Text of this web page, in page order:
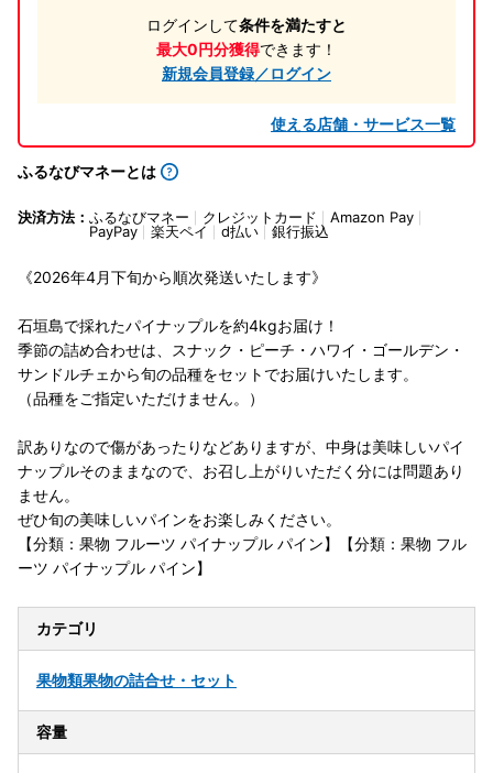
ログインして条件を満たすと
最大0円分獲得できます！
新規会員登録／ログイン
使える店舗・サービス一覧
ふるなびマネーとは
決済方法： ふるなびマネー クレジットカード
Amazon Pay
PayPay
楽天ペイ d払い 銀行振込
《2026年4月下旬から順次発送いたします》
石垣島で採れたパイナップルを約4kgお届け！
季節の詰め合わせは、スナック・ピーチ・ハワイ・ゴールデン・
サンドルチェから旬の品種をセットでお届けいたします。
（品種をご指定いただけません。）
訳ありなので傷があったりなどありますが、中身は美味しいパイ
ナップルそのままなので、お召し上がりいただく分には問題あり
ません。
ぜひ旬の美味しいパインをお楽しみください。
【分類：果物 フルーツ パイナップル パイン】【分類：果物 フル
ーツ パイナップル パイン】
カテゴリ
果物類果物の詰合せ・セット
容量